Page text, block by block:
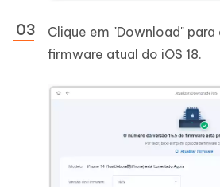
Clique em "Download"
firmware atual do iOS 18.